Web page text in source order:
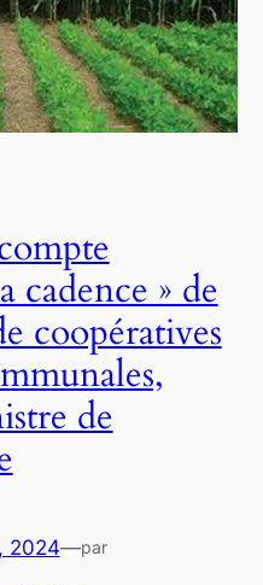
cadence » de
coopératives
de
2024—par